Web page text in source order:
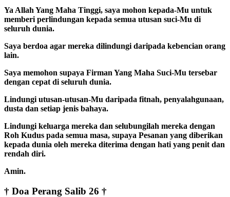
Ya Allah Yang Maha Tinggi, saya mohon kepada-Mu untuk
memberi perlindungan kepada semua utusan suci-Mu di
seluruh dunia.
Saya berdoa agar mereka dilindungi daripada kebencian orang
lain.
Saya memohon supaya Firman Yang Maha Suci-Mu tersebar
dengan cepat di seluruh dunia.
Lindungi utusan-utusan-Mu daripada fitnah, penyalahgunaan,
dusta dan setiap jenis bahaya.
Lindungi keluarga mereka dan selubungilah mereka dengan
Roh Kudus pada semua masa, supaya Pesanan yang diberikan
kepada dunia oleh mereka diterima dengan hati yang penit dan
rendah diri.
Amin.
† Doa Perang Salib 26 †